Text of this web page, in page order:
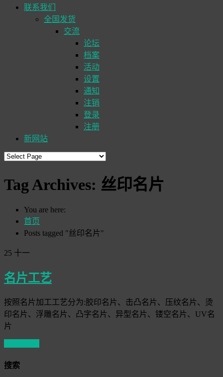
联系我们
全国发货
交流
论坛
档案
活动
设置
通知
注销
登录
注册
新网站
Tag Archives: 丝印名片
You are here:
首页
Posts tagged "丝印名片"
25 十一
名片工艺
按照名片加工工艺分为:胶印名片、击凸名片、压纹名片、烫
印名片、浮雕名片、凸字名片、异型名片、镂空名片、UV名
片
搜索